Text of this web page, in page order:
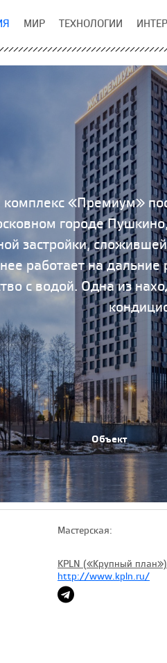
МИР ТЕХНОЛОГИИ
«Премиум»
городе
застройки,
работает на
с водой. Одна из
Объект
Мастерская:
KPLN («Крупный план»)
http://www.kpln.ru/